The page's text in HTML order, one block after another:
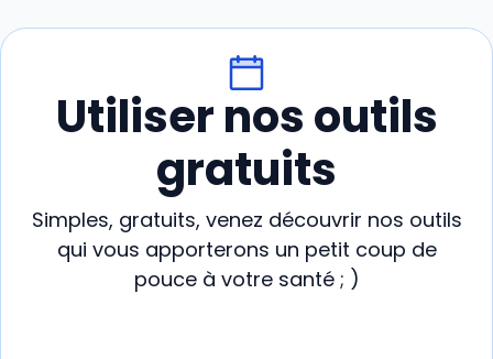
Utiliser nos outils
gratuits
Simples, gratuits, venez découvrir nos outils
qui vous apporterons un petit coup de
pouce à votre santé ; )